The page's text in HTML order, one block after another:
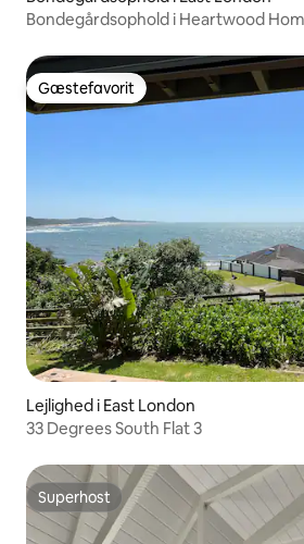
Bondegårdsophold i Heartwood
Gæstefavorit
Gæstefavorit
Lejlighed i East London
33 Degrees South Flat 3
Superhost
Superhost